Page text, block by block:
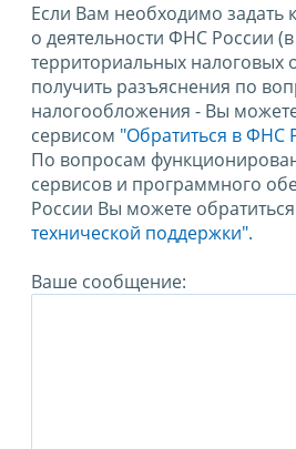
Если Вам необходимо задать
о деятельности ФНС России
территориальных налоговых
получить разъяснения по
налогообложения - Вы
сервисом "Обратиться в ФНС
По вопросам
сервисов и программного
России Вы можете
технической поддержки".
Ваше сообщение: